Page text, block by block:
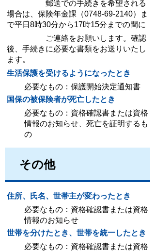
郵送での手続きを希望される
場合は、保険年金課（0748-69-2140）ま
で平日8時30分から17時15分までの間に
ご連絡をお願いします。確認
後、手続きに必要な書類をお送りいたし
ます。
生活保護を受けるようになったとき
必要なもの：保護開始決定通知書
国保の被保険者が死亡したとき
必要なもの：資格確認書または資格
情報のお知らせ、死亡を証明するも
の
その他
住所、氏名、世帯主が変わったとき
必要なもの：資格確認書または資格
情報のお知らせ
世帯を分けたとき、世帯を統一したとき
必要なもの：資格確認書または資格